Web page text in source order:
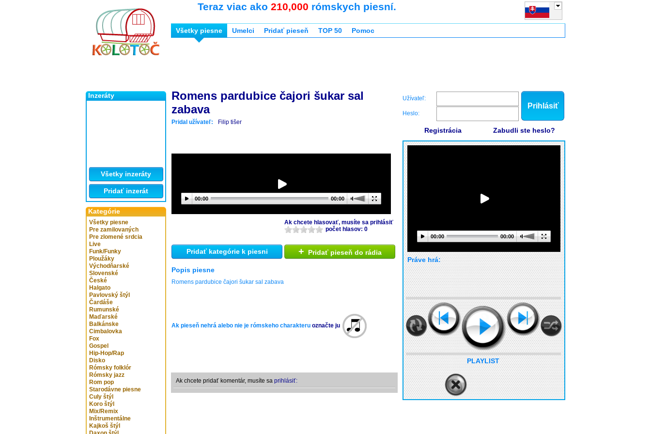
Inzeráty
Všetky inzeráty
Pridať inzerát
Kategórie
Všetky piesne
Pre zamilovaných
Pre zlomené srdcia
Live
Funk/Funky
Ploužáky
Východňarské
Slovenské
České
Halgato
Pavlovský štýl
Čardáše
Rumunské
Maďarské
Balkánske
Cimbalovka
Fox
Gospel
Hip-Hop/Rap
Disko
Rómsky folklór
Rómsky jazz
Rom pop
Starodávne piesne
Culy štýl
Koro štýl
Mix/Remix
Inštrumentálne
Kajkoš štýl
Teraz viac ako 210,000 rómskych piesní.
Všetky piesne Umelci Pridať pieseň TOP 50 Pomoc
Romens pardubice čajori šukar sal
zabava
Pridal užívateľ: Filip tišer
00:00 00:00
Ak chcete hlasovať, musíte sa prihlásiť
počet hlasov: 0
Pridať kategórie k piesni + Pridať pieseň do rádia
Popis piesne
Romens pardubice čajori šukar sal zabava
Ak pieseň nehrá alebo nie je rómskeho charakteru označte ju
Ak chcete pridať komentár, musíte sa prihlásiť:
Užívateľ:
Heslo:
Prihlásiť
Registrácia Zabudli ste heslo?
00:00 00:00
Práve hrá:
PLAYLIST